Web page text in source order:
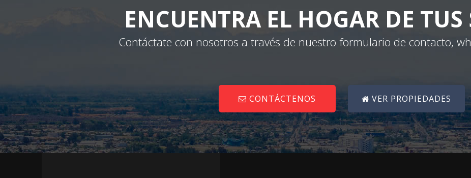
ENCUENTRA EL HOGAR DE TUS
Contáctate con nosotros a través de nuestro formulario de contacto,
CONTÁCTENOS VER PROPIEDADES